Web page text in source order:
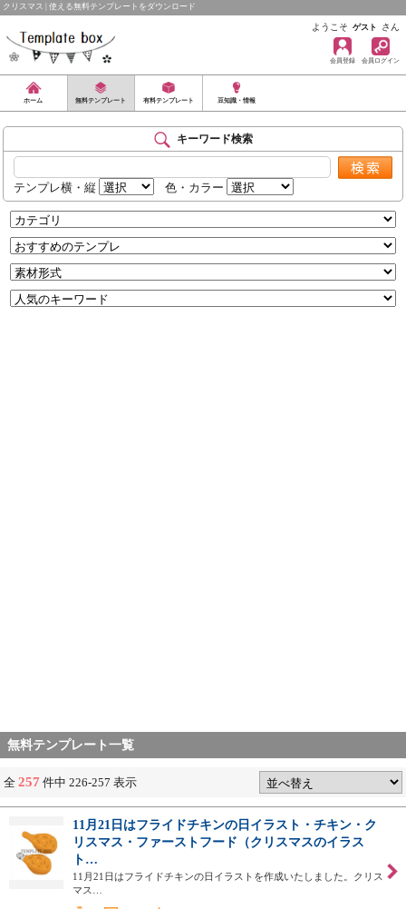
クリスマス | 使える無料テンプレートをダウンロード
ようこそ ゲスト さん
会員登録 会員ログイン
ホーム 無料テンプレート 有料テンプレート 豆知識・情報
キーワード検索
テンプレ横・縦 色・カラー
無料テンプレート一覧
全 257 件中 226-257 表示
11月21日はフライドチキンの日イラスト・チキン・ク
リスマス・ファーストフード（クリスマスのイラス
ト…
11月21日はフライドチキンの日イラストを作成いたしました。クリス
マス…